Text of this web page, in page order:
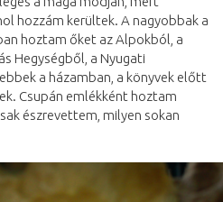
hozzám kerültek. A nagyobbak a
hoztam őket az Alpokból, a
Hegységből, a Nyugati
a házamban, a könyvek előtt
Csupán emlékként hoztam
észrevettem, milyen sokan